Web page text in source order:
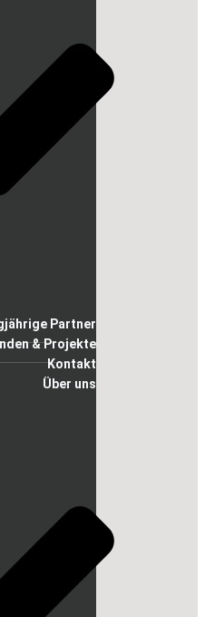
Partner
& Projekte
Kontakt
Über uns